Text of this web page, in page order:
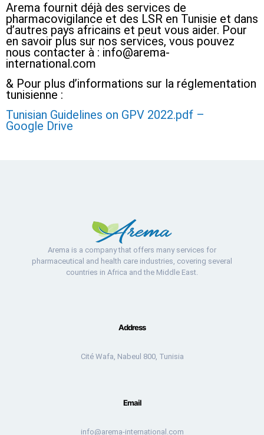
Arema fournit déjà des services de
pharmacovigilance et des LSR en Tunisie et dans
d’autres pays africains et peut vous aider. Pour
en savoir plus sur nos services, vous pouvez
nous contacter à : info@arema-
international.com
& Pour plus d’informations sur la réglementation
tunisienne :
Tunisian Guidelines on GPV 2022.pdf –
Google Drive
Arema is a company that offers many services for
pharmaceutical and health care industries, covering several
countries in Africa and the Middle East.
Address
Cité Wafa, Nabeul 800, Tunisia
Email
info@arema-international.com